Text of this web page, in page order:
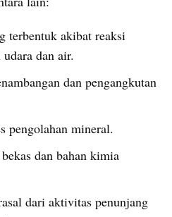
terbentuk akibat reaksi
dan air.
dan pengangkutan
pengolahan mineral.
dan bahan kimia
dari aktivitas penunjang